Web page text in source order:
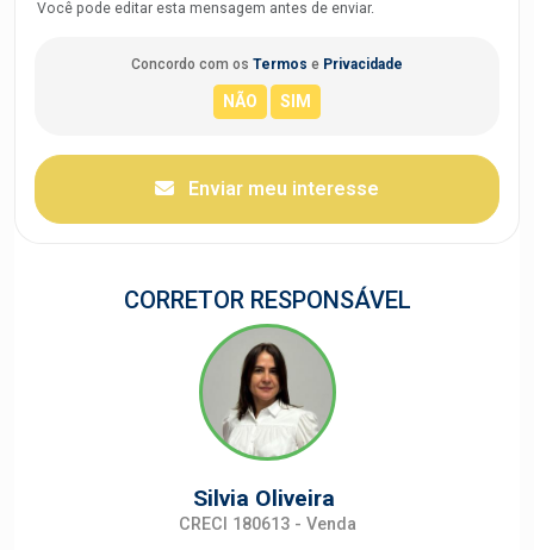
Você pode editar esta mensagem antes de enviar.
Concordo com os Termos e Privacidade
Enviar meu interesse
CORRETOR RESPONSÁVEL
Silvia Oliveira
CRECI 180613 - Venda